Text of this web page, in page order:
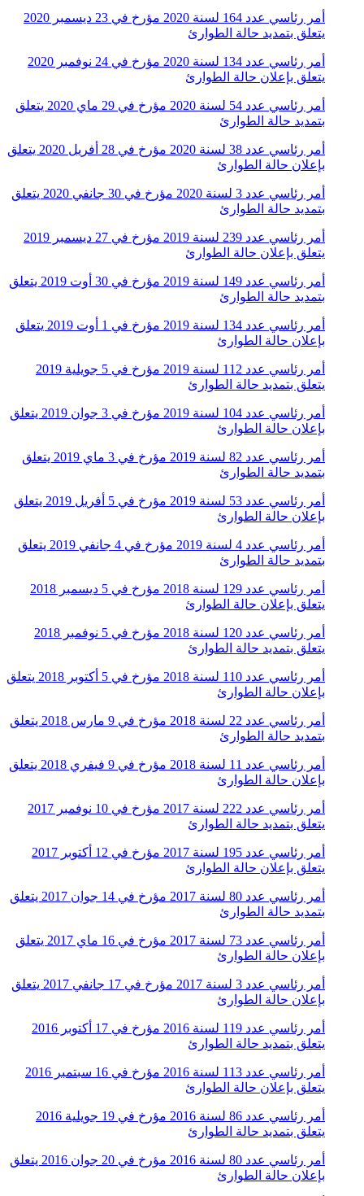
أمر رئاسي عدد 164 لسنة 2020 مؤرخ في 23 ديسمبر 2020
يتعلق بتمديد حالة الطوارئ
أمر رئاسي عدد 134 لسنة 2020 مؤرخ في 24 نوفمبر 2020
يتعلق بإعلان حالة الطوارئ
أمر رئاسي عدد 54 لسنة 2020 مؤرخ في 29 ماي 2020 يتعلق
بتمديد حالة الطوارئ
أمر رئاسي عدد 38 لسنة 2020 مؤرخ في 28 أفريل 2020 يتعلق
بإعلان حالة الطوارئ
أمر رئاسي عدد 3 لسنة 2020 مؤرخ في 30 جانفي 2020 يتعلق
بتمديد حالة الطوارئ
أمر رئاسي عدد 239 لسنة 2019 مؤرخ في 27 ديسمبر 2019
يتعلق بإعلان حالة الطوارئ
أمر رئاسي عدد 149 لسنة 2019 مؤرخ في 30 أوت 2019 يتعلق
بتمديد حالة الطوارئ
أمر رئاسي عدد 134 لسنة 2019 مؤرخ في 1 أوت 2019 يتعلق
بإعلان حالة الطوارئ
أمر رئاسي عدد 112 لسنة 2019 مؤرخ في 5 جويلية 2019
يتعلق بتمديد حالة الطوارئ
أمر رئاسي عدد 104 لسنة 2019 مؤرخ في 3 جوان 2019 يتعلق
بإعلان حالة الطوارئ
أمر رئاسي عدد 82 لسنة 2019 مؤرخ في 3 ماي 2019 يتعلق
بتمديد حالة الطوارئ
أمر رئاسي عدد 53 لسنة 2019 مؤرخ في 5 أفريل 2019 يتعلق
بإعلان حالة الطوارئ
أمر رئاسي عدد 4 لسنة 2019 مؤرخ في 4 جانفي 2019 يتعلق
بتمديد حالة الطوارئ
أمر رئاسي عدد 129 لسنة 2018 مؤرخ في 5 ديسمبر 2018
يتعلق بإعلان حالة الطوارئ
أمر رئاسي عدد 120 لسنة 2018 مؤرخ في 5 نوفمبر 2018
يتعلق بتمديد حالة الطوارئ
أمر رئاسي عدد 110 لسنة 2018 مؤرخ في 5 أكتوبر 2018 يتعلق
بإعلان حالة الطوارئ
أمر رئاسي عدد 22 لسنة 2018 مؤرخ في 9 مارس 2018 يتعلق
بتمديد حالة الطوارئ
أمر رئاسي عدد 11 لسنة 2018 مؤرخ في 9 فيفري 2018 يتعلق
بإعلان حالة الطوارئ
أمر رئاسي عدد 222 لسنة 2017 مؤرخ في 10 نوفمبر 2017
يتعلق بتمديد حالة الطوارئ
أمر رئاسي عدد 195 لسنة 2017 مؤرخ في 12 أكتوبر 2017
يتعلق بإعلان حالة الطوارئ
أمر رئاسي عدد 80 لسنة 2017 مؤرخ في 14 جوان 2017 يتعلق
بتمديد حالة الطوارئ
أمر رئاسي عدد 73 لسنة 2017 مؤرخ في 16 ماي 2017 يتعلق
بإعلان حالة الطوارئ
أمر رئاسي عدد 3 لسنة 2017 مؤرخ في 17 جانفي 2017 يتعلق
بإعلان حالة الطوارئ
أمر رئاسي عدد 119 لسنة 2016 مؤرخ في 17 أكتوبر 2016
يتعلق بتمديد حالة الطوارئ
أمر رئاسي عدد 113 لسنة 2016 مؤرخ في 16 سبتمبر 2016
يتعلق بإعلان حالة الطوارئ
أمر رئاسي عدد 86 لسنة 2016 مؤرخ في 19 جويلية 2016
يتعلق بتمديد حالة الطوارئ
أمر رئاسي عدد 80 لسنة 2016 مؤرخ في 20 جوان 2016 يتعلق
بإعلان حالة الطوارئ